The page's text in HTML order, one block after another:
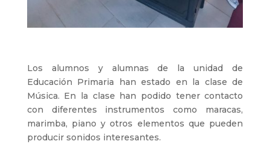
Los alumnos y alumnas de la unidad de
Educación Primaria han estado en la clase de
Música. En la clase han podido tener contacto
con diferentes instrumentos como maracas,
marimba, piano y otros elementos que pueden
producir sonidos interesantes.